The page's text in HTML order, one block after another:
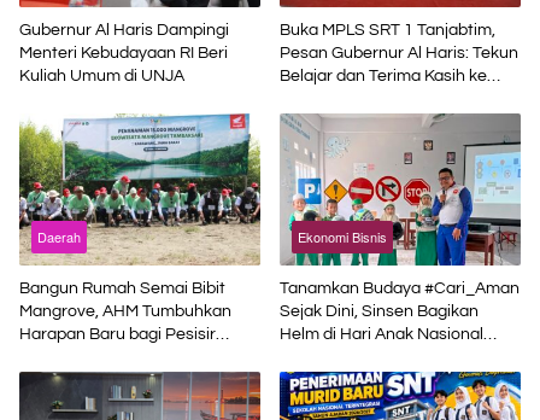
Gubernur Al Haris Dampingi
Menteri Kebudayaan RI Beri
Kuliah Umum di UNJA
Buka MPLS SRT 1 Tanjabtim,
Pesan Gubernur Al Haris: Tekun
Belajar dan Terima Kasih ke
Daerah
Bangun Rumah Semai Bibit
Mangrove, AHM Tumbuhkan
Harapan Baru bagi Pesisir
Ekonomi Bisnis
Tanamkan Budaya #Cari_Aman
Sejak Dini, Sinsen Bagikan
Helm di Hari Anak Nasional